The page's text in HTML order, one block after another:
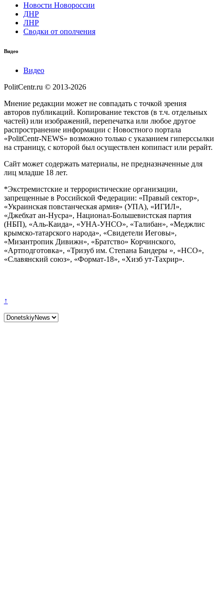
Новости Новороссии
ДНР
ЛНР
Сводки от ополчения
Видео
Видео
PolitCentr.ru © 2013-2026
Мнение редакции может не совпадать с точкой зрения
авторов публикаций. Копирование текстов (в т.ч. отдельных
частей) или изображений, перепечатка или любое другое
распространение информации с Новостного портала
«PolitCentr-NEWS» возможно только с указанием гиперссылки
на страницу, с которой был осуществлен копипаст или рерайт.
Сайт может содержать материалы, не предназначенные для
лиц младше 18 лет.
*Экстремистские и террористические организации,
запрещенные в Российской Федерации: «Правый сектор»,
«Украинская повстанческая армия» (УПА), «ИГИЛ»,
«Джебхат ан-Нусра», Национал-Большевистская партия
(НБП), «Аль-Каида», «УНА-УНСО», «Талибан», «Меджлис
крымско-татарского народа», «Свидетели Иеговы»,
«Мизантропик Дивижн», «Братство» Корчинского,
«Артподготовка», «Тризуб им. Степана Бандеры », «НСО»,
«Славянский союз», «Формат-18», «Хизб ут-Тахрир».
↑